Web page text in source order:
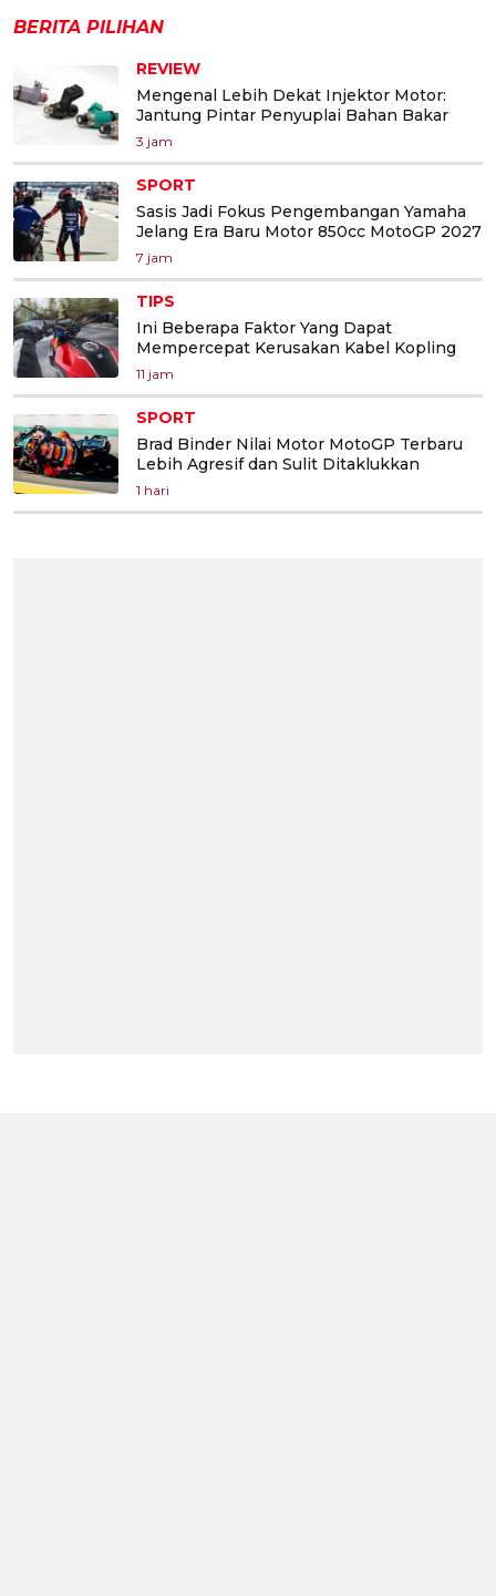
BERITA PILIHAN
REVIEW
Mengenal Lebih Dekat Injektor Motor:
Jantung Pintar Penyuplai Bahan Bakar
3 jam
SPORT
Sasis Jadi Fokus Pengembangan Yamaha
Jelang Era Baru Motor 850cc MotoGP 2027
7 jam
TIPS
Ini Beberapa Faktor Yang Dapat
Mempercepat Kerusakan Kabel Kopling
11 jam
SPORT
Brad Binder Nilai Motor MotoGP Terbaru
Lebih Agresif dan Sulit Ditaklukkan
1 hari